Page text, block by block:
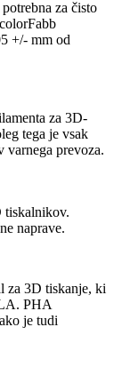
za čisto
+/- mm od
za 3D-
tega je vsak
varnega prevoza.
tiskalnikov.
naprave.
za 3D tiskanje, ki
PHA
je tudi